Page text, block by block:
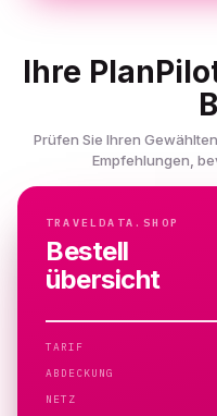
Ihre
Prüfen Sie Ihren
Empfehlungen,
TRAVELDATA.SHOP
Bestell
übersicht
TARIF
ABDECKUNG
NETZ